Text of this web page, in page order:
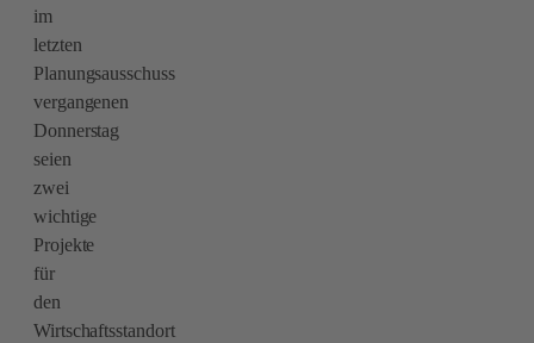
im
letzten
Planungsausschuss
vergangenen
Donnerstag
seien
zwei
wichtige
Projekte
für
den
Wirtschaftsstandort